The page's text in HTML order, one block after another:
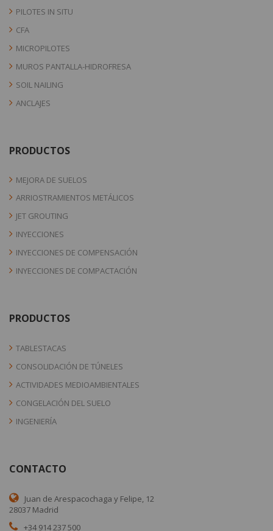
PILOTES IN SITU
CFA
MICROPILOTES
MUROS PANTALLA-HIDROFRESA
SOIL NAILING
ANCLAJES
PRODUCTOS
MEJORA DE SUELOS
ARRIOSTRAMIENTOS METÁLICOS
JET GROUTING
INYECCIONES
INYECCIONES DE COMPENSACIÓN
INYECCIONES DE COMPACTACIÓN
PRODUCTOS
TABLESTACAS
CONSOLIDACIÓN DE TÚNELES
ACTIVIDADES MEDIOAMBIENTALES
CONGELACIÓN DEL SUELO
INGENIERÍA
CONTACTO
Juan de Arespacochaga y Felipe, 12
28037 Madrid
+34 914 237 500